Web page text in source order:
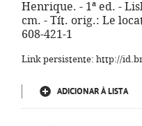
Henrique. - 1ª ed. -
cm. - Tít. orig.: Le
608-421-1
Link persistente: http://
ADICIONAR À LISTA